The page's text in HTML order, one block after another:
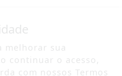
melhorar sua
continuar o acesso,
com nossos Termos